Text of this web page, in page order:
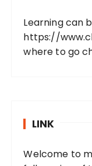
Learning can
https://
where to go
LINK
Welcome to